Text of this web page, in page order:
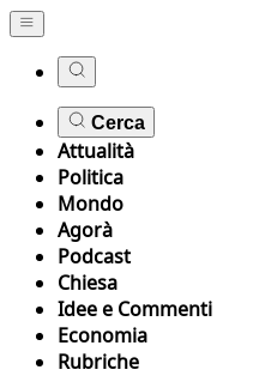
Cerca
Attualità
Politica
Mondo
Agorà
Podcast
Chiesa
Idee e Commenti
Economia
Rubriche